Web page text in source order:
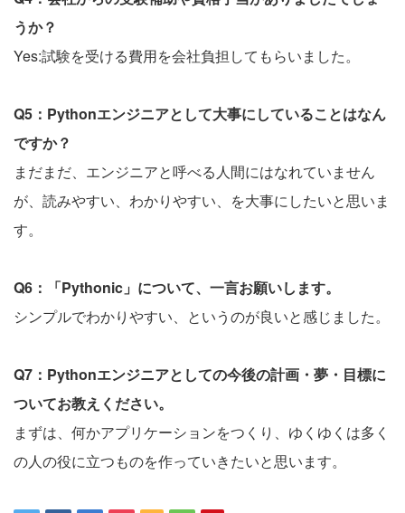
うか？
Yes:試験を受ける費用を会社負担してもらいました。
Q5：Pythonエンジニアとして大事にしていることはなん
ですか？
まだまだ、エンジニアと呼べる人間にはなれていません
が、読みやすい、わかりやすい、を大事にしたいと思いま
す。
Q6：「Pythonic」について、一言お願いします。
シンプルでわかりやすい、というのが良いと感じました。
Q7：Pythonエンジニアとしての今後の計画・夢・目標に
ついてお教えください。
まずは、何かアプリケーションをつくり、ゆくゆくは多く
の人の役に立つものを作っていきたいと思います。